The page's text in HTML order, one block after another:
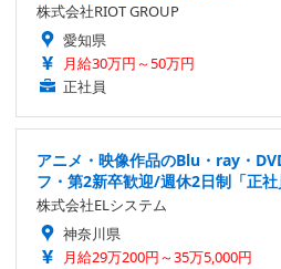
株式会社RIOT GROUP
愛知県
月給30万円～50万円
正社員
アニメ・映像作品のBlu・ray・
フ・第2新卒歓迎/週休2日制「正社
株式会社ELシステム
神奈川県
月給29万200円～35万5,000円